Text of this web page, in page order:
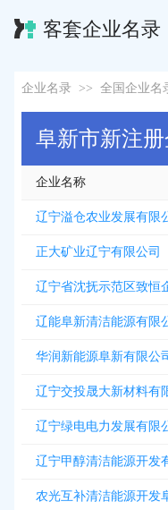
客套企业名录
企业名录 >> 全国企业名
阜新市新注
企业名称
辽宁溢仓农业发展有限
正大矿业辽宁有限公司
辽宁省沈抚示范区致恒
辽能阜新清洁能源有限
华润新能源阜新有限公
辽宁交投晟大新材料有
辽宁绿电电力发展有限
辽宁甲醇清洁能源开发
农光互补清洁能源开发